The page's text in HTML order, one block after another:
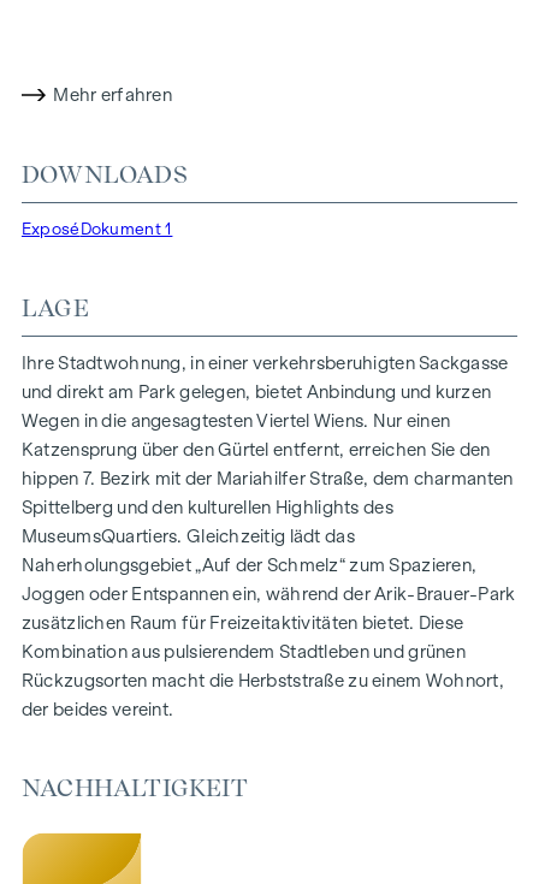
garantieren eine nachhaltige und effiziente
Mehr Infos unter:WOHNEN AM PARK, 1160 Wien,
Herbststraße – Winegg
Wohnflächen von ca. 30 bis 130 m²
1- bis 4-Zimmerwohnungen
Gärten, Balkone, Loggien und Terrassen
Großzügige Raumhöhen
Tiefgaragenstellplätze | E-Mobilität
Innenhof Ruhelage
Photovoltaikanlage am Dach
Gemeinschaftsraum
ZUHAUSE ANKOMMEN
In der Herbststraße erwartet Sie ein einzigartiges
Wohngefühl, das Design und Geborgenheit auf
außergewöhnliche Weise vereint. Die hochwertige
stilvolles, modernes Leben abgestimmt. Edle Parkettböden
natürliche Behaglichkeit. Für zusätzlichen Komfort bieten
Mehr erfahren
DOWNLOADS
Exposé Dokument 1
LAGE
Ihre Stadtwohnung, in einer verkehrsberuhigten Sackgasse
und direkt am Park gelegen, bietet Anbindung und kurzen
Wegen in die angesagtesten Viertel Wiens. Nur einen
Katzensprung über den Gürtel entfernt, erreichen Sie den
hippen 7. Bezirk mit der Mariahilfer Straße, dem charmanten
Spittelberg und den kulturellen Highlights des
MuseumsQuartiers. Gleichzeitig lädt das
Naherholungsgebiet „Auf der Schmelz“ zum Spazieren,
Joggen oder Entspannen ein, während der Arik-Brauer-Park
zusätzlichen Raum für Freizeitaktivitäten bietet. Diese
Kombination aus pulsierendem Stadtleben und grünen
Rückzugsorten macht die Herbststraße zu einem Wohnort,
der beides vereint.
NACHHALTIGKEIT